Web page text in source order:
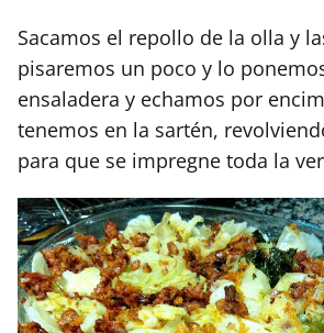
Sacamos el repollo de la olla y
pisaremos un poco y lo
ensaladera y echamos por
tenemos en la sartén,
para que se impregne toda la